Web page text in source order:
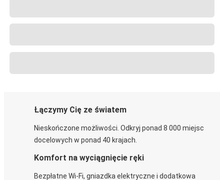
Łączymy Cię ze światem
Nieskończone możliwości. Odkryj ponad 8 000 miejsc
docelowych w ponad 40 krajach.
Komfort na wyciągnięcie ręki
Bezpłatne Wi-Fi, gniazdka elektryczne i dodatkowa